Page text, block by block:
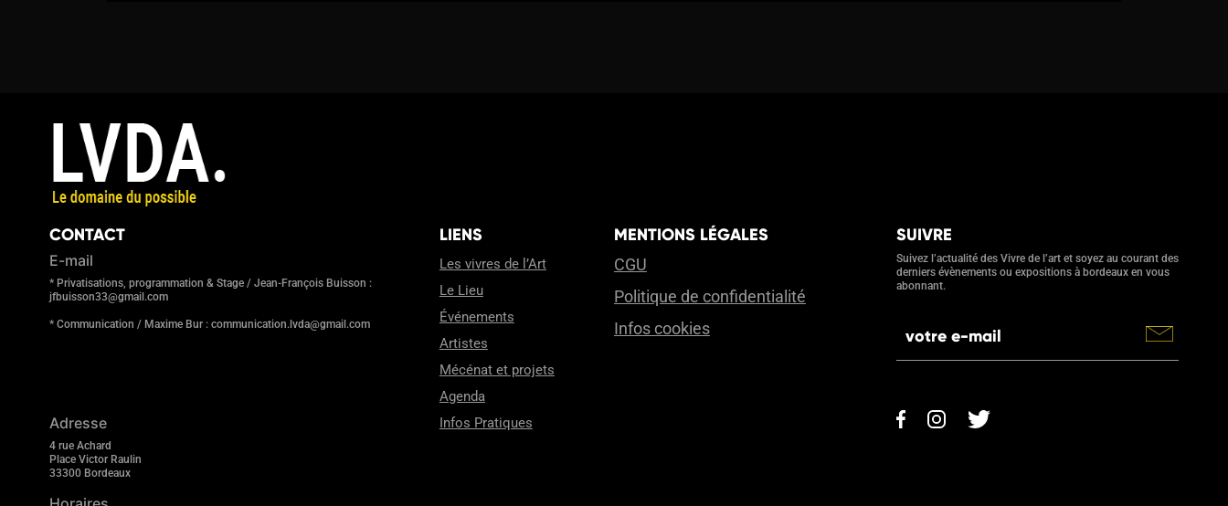
CONTACT
E-mail
* Privatisations, programmation & Stage / Jean-François Buisson :
jfbuisson33@gmail.com
* Communication / Maxime Bur : communication.lvda@gmail.com
Adresse
4 rue Achard
Place Victor Raulin
33300 Bordeaux
LIENS
Les vivres de l’Art
Le Lieu
Événements
Artistes
Mécénat et projets
Agenda
Infos Pratiques
MENTIONS LÉGALES
CGU
Politique de confidentialité
Infos cookies
SUIVRE
Suivez l’actualité des Vivre de l’art et soyez au courant des
derniers évènements ou expositions à bordeaux en vous
abonnant.